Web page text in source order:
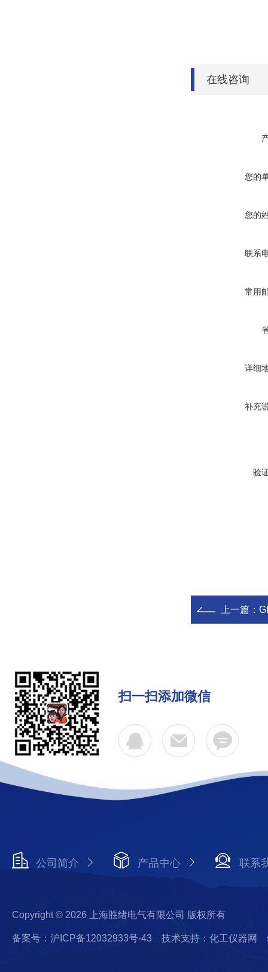
在线咨询
您的
您的
联系
常用
详细
补充
验
上一篇：
扫一扫添加微信
公司简介 产品中心 联系
Copyright © 2026 上海胜绪电气有限公司 版权所有
备案号：沪ICP备12032933号-43 技术支持：化工仪器网